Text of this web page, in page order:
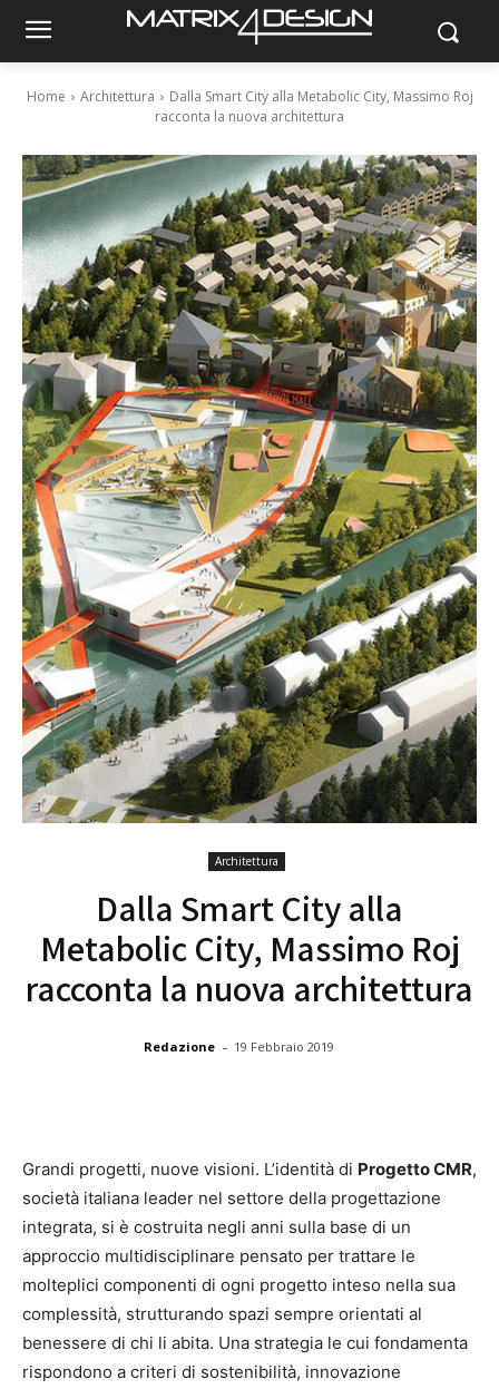
Home Architettura
Dalla Smart City alla Metabolic City, Massimo Roj
racconta la nuova architettura
Architettura
Dalla Smart City alla
Metabolic City, Massimo Roj
racconta la nuova architettura
Redazione - 19 Febbraio 2019
Grandi progetti, nuove visioni. L’identità di Progetto CMR,
società italiana leader nel settore della progettazione
integrata, si è costruita negli anni sulla base di un
approccio multidisciplinare pensato per trattare le
molteplici componenti di ogni progetto inteso nella sua
complessità, strutturando spazi sempre orientati al
benessere di chi li abita. Una strategia le cui fondamenta
rispondono a criteri di sostenibilità, innovazione